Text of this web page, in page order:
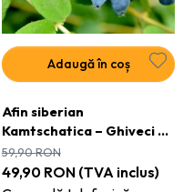
Adaugă în coș
Afin siberian
Kamtschatica – Ghiveci 2L
- Anul 2 H 50 - 60 cm
49,90 RON(TVA inclus)
59,90RON